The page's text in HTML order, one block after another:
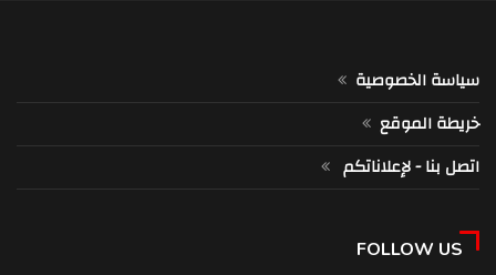
سياسة الخصوصية
خريطة الموقع
اتصل بنا - لإعلاناتكم
FOLLOW US